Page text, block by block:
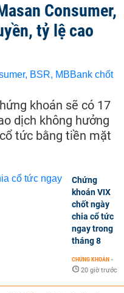
Consumer,
tỷ lệ cao
khoán sẽ có 17
dịch không hưởng
tức bằng tiền mặt
Chứng
khoán VIX
chốt ngày
chia cổ tức
ngay trong
tháng 8
CHỨNG KHOÁN -
20 giờ trước